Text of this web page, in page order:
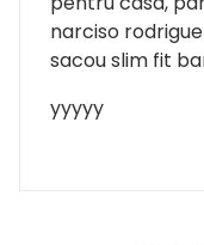
narciso
sacou slim fit
yyyyy